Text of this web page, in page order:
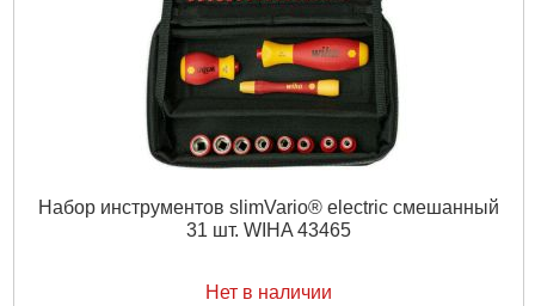
Набор инструментов slimVario® electric смешанный
31 шт. WIHA 43465
Нет в наличии